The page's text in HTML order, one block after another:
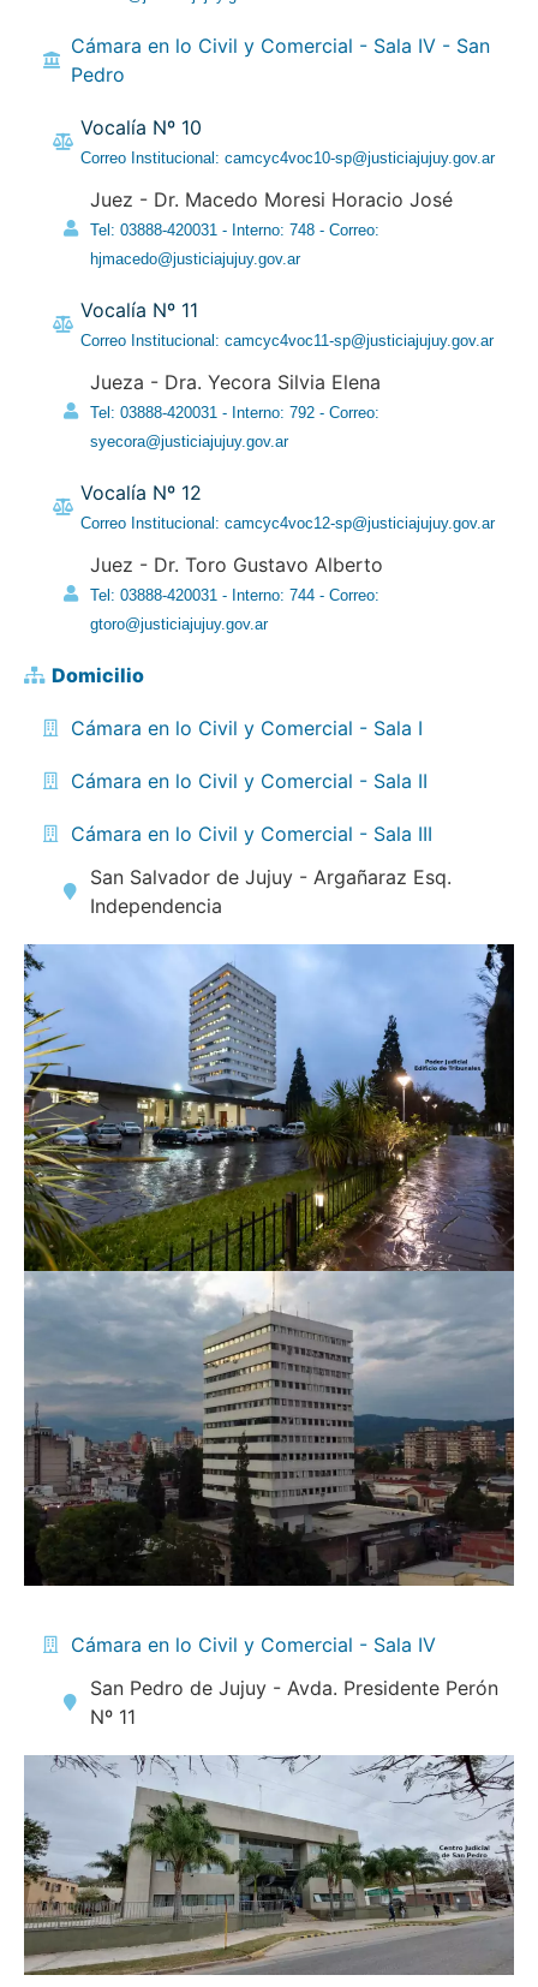
Cámara en lo Civil y Comercial - Sala IV - San
Pedro
Vocalía Nº 10
Correo Institucional: camcyc4voc10-sp@justiciajujuy.gov.ar
Juez - Dr. Macedo Moresi Horacio José
Tel: 03888-420031 - Interno: 748 - Correo:
hjmacedo@justiciajujuy.gov.ar
Vocalía Nº 11
Correo Institucional: camcyc4voc11-sp@justiciajujuy.gov.ar
Jueza - Dra. Yecora Silvia Elena
Tel: 03888-420031 - Interno: 792 - Correo:
syecora@justiciajujuy.gov.ar
Vocalía Nº 12
Correo Institucional: camcyc4voc12-sp@justiciajujuy.gov.ar
Juez - Dr. Toro Gustavo Alberto
Tel: 03888-420031 - Interno: 744 - Correo:
gtoro@justiciajujuy.gov.ar
Domicilio
Cámara en lo Civil y Comercial - Sala I
Cámara en lo Civil y Comercial - Sala II
Cámara en lo Civil y Comercial - Sala III
San Salvador de Jujuy - Argañaraz Esq.
Independencia
Cámara en lo Civil y Comercial - Sala IV
San Pedro de Jujuy - Avda. Presidente Perón
Nº 11